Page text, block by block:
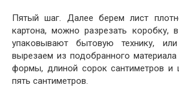
Пятый шаг. Далее берем лист
картона, можно разрезать коробку,
упаковывают бытовую технику,
вырезаем из подобранного
формы, длиной сорок сантиметров и
пять сантиметров.